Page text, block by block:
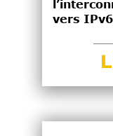
vers